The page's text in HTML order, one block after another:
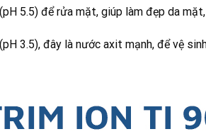
5.5) để rửa mặt, giúp làm đẹp da
3.5), đây là nước axit mạnh, để vệ